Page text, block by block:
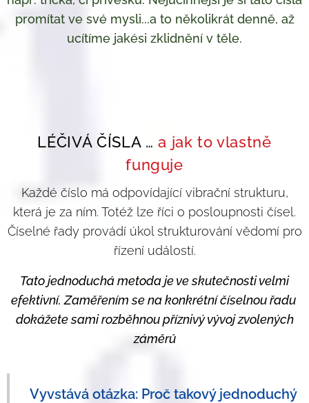
promítat ve své mysli...a to několikrát denně, až
ucítíme jakési zklidnění v těle.
LÉČIVÁ ČÍSLA … a jak to vlastně
funguje
Každé číslo má odpovídající vibrační strukturu,
která je za ním. Totéž lze říci o posloupnosti čísel.
Číselné řady provádí úkol strukturování vědomí pro
řízení událostí.
Tato jednoduchá metoda je ve skutečnosti velmi
efektivní. Zaměřením se na konkrétní číselnou řadu
dokážete sami rozběhnou příznivý vývoj zvolených
záměrů
Vyvstává otázka: Proč takový jednoduchý